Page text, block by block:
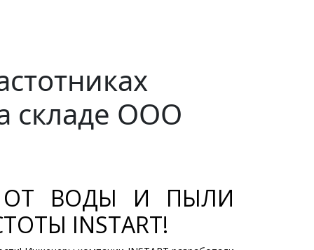
складе ООО
ОТ ВОДЫ И ПЫЛИ
INSTART!